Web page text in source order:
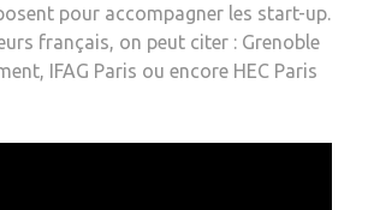
pour accompagner les start-up.
français, on peut citer : Grenoble
IFAG Paris ou encore HEC Paris